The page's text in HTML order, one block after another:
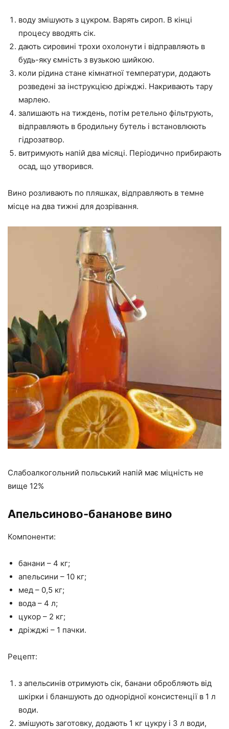
воду змішують з цукром. Варять сироп. В кінці
процесу вводять сік.
дають сировині трохи охолонути і відправляють в
будь-яку ємність з вузькою шийкою.
коли рідина стане кімнатної температури, додають
розведені за інструкцією дріжджі. Накривають тару
марлею.
залишають на тиждень, потім ретельно фільтрують,
відправляють в бродильну бутель і встановлюють
гідрозатвор.
витримують напій два місяці. Періодично прибирають
осад, що утворився.
Вино розливають по пляшках, відправляють в темне
місце на два тижні для дозрівання.
Слабоалкогольний польський напій має міцність не
вище 12%
Апельсиново-бананове вино
Компоненти:
банани – 4 кг;
апельсини – 10 кг;
мед – 0,5 кг;
вода – 4 л;
цукор – 2 кг;
дріжджі – 1 пачки.
Рецепт:
з апельсинів отримують сік, банани обробляють від
шкірки і бланшують до однорідної консистенції в 1 л
води.
змішують заготовку, додають 1 кг цукру і 3 л води,